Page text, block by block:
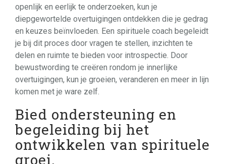
openlijk en eerlijk te onderzoeken, kun je
diepgewortelde overtuigingen ontdekken die je gedrag
en keuzes beïnvloeden. Een spirituele coach begeleidt
je bij dit proces door vragen te stellen, inzichten te
delen en ruimte te bieden voor introspectie. Door
bewustwording te creëren rondom je innerlijke
overtuigingen, kun je groeien, veranderen en meer in lijn
komen met je ware zelf.
Bied ondersteuning en
begeleiding bij het
ontwikkelen van spirituele
groei.